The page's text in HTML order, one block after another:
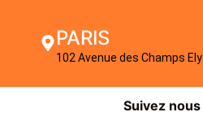
PARIS
102 Avenue des Champs
Suivez nous